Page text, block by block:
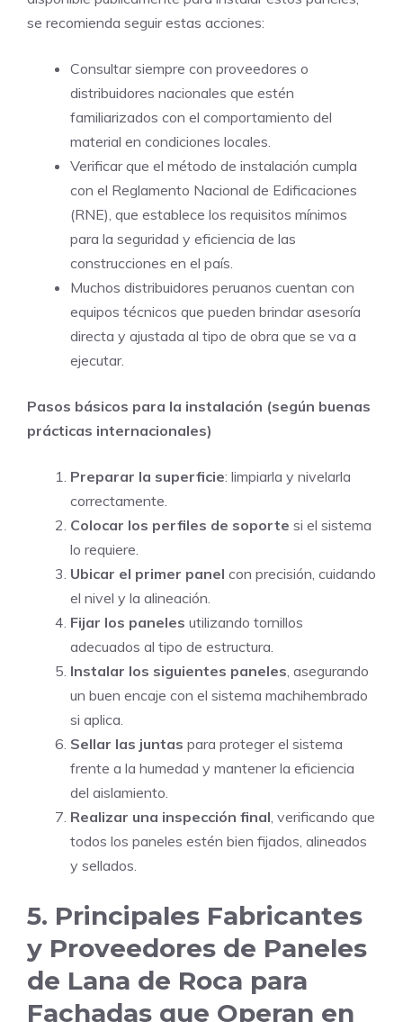
se recomienda seguir estas acciones:
Consultar siempre con proveedores o
distribuidores nacionales que estén
familiarizados con el comportamiento del
material en condiciones locales.
Verificar que el método de instalación cumpla
con el Reglamento Nacional de Edificaciones
(RNE), que establece los requisitos mínimos
para la seguridad y eficiencia de las
construcciones en el país.
Muchos distribuidores peruanos cuentan con
equipos técnicos que pueden brindar asesoría
directa y ajustada al tipo de obra que se va a
ejecutar.
Pasos básicos para la instalación (según buenas
prácticas internacionales)
Preparar la superficie: limpiarla y nivelarla
correctamente.
Colocar los perfiles de soporte si el sistema
lo requiere.
Ubicar el primer panel con precisión, cuidando
el nivel y la alineación.
Fijar los paneles utilizando tornillos
adecuados al tipo de estructura.
Instalar los siguientes paneles , asegurando
un buen encaje con el sistema machihembrado
si aplica.
Sellar las juntas para proteger el sistema
frente a la humedad y mantener la eficiencia
del aislamiento.
Realizar una inspección final , verificando que
todos los paneles estén bien fijados, alineados
y sellados.
5. Principales Fabricantes
y Proveedores de Paneles
de Lana de Roca para
Fachadas que Operan en